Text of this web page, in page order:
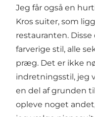
Jeg får også en
Kros suiter, som
restauranten.
farverige stil, alle
præg. Det er ikke
indretningsstil, jeg
en del af grunden
opleve noget